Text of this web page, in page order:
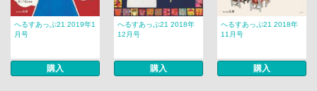
へるすあっぷ21 2019年1
月号
購入
へるすあっぷ21 2018年
12月号
購入
へるすあっぷ21 2018年
11月号
購入